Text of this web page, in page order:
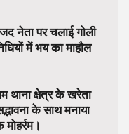
नेता पर चलाई गोली
में भय का माहौल
थाना क्षेत्र के खरेता
के साथ मनाया